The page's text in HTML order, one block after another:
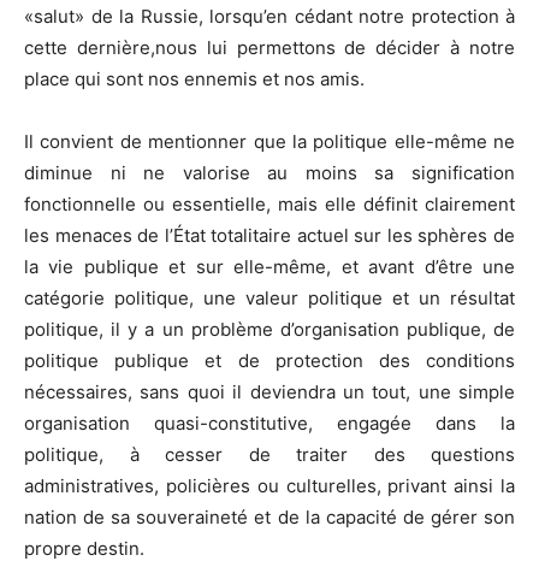
«salut» de la Russie, lorsqu’en cédant notre protection à
cette dernière,nous lui permettons de décider à notre
place qui sont nos ennemis et nos amis.
Il convient de mentionner que la politique elle-même ne
diminue ni ne valorise au moins sa signification
fonctionnelle ou essentielle, mais elle définit clairement
les menaces de l’État totalitaire actuel sur les sphères de
la vie publique et sur elle-même, et avant d’être une
catégorie politique, une valeur politique et un résultat
politique, il y a un problème d’organisation publique, de
politique publique et de protection des conditions
nécessaires, sans quoi il deviendra un tout, une simple
organisation quasi-constitutive, engagée dans la
politique, à cesser de traiter des questions
administratives, policières ou culturelles, privant ainsi la
nation de sa souveraineté et de la capacité de gérer son
propre destin.